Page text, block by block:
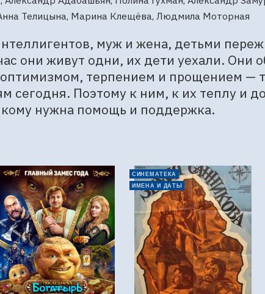
Телицына, Марина Клещёва, Людмила Моторная
муж и жена, детьми
они живут одни, их дети уехали. Они
терпением и прощением —
сегодня. Поэтому к ним, к их теплу и
кому нужна помощь и поддержка.
СИНЕМАТЕКА
ИМЕНА И ДАТЫ